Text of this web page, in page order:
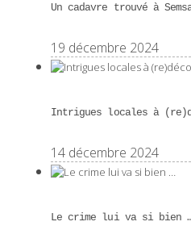
Un cadavre trouvé à
19 décembre 2024
Intrigues locales à
14 décembre 2024
Le crime lui va si bien